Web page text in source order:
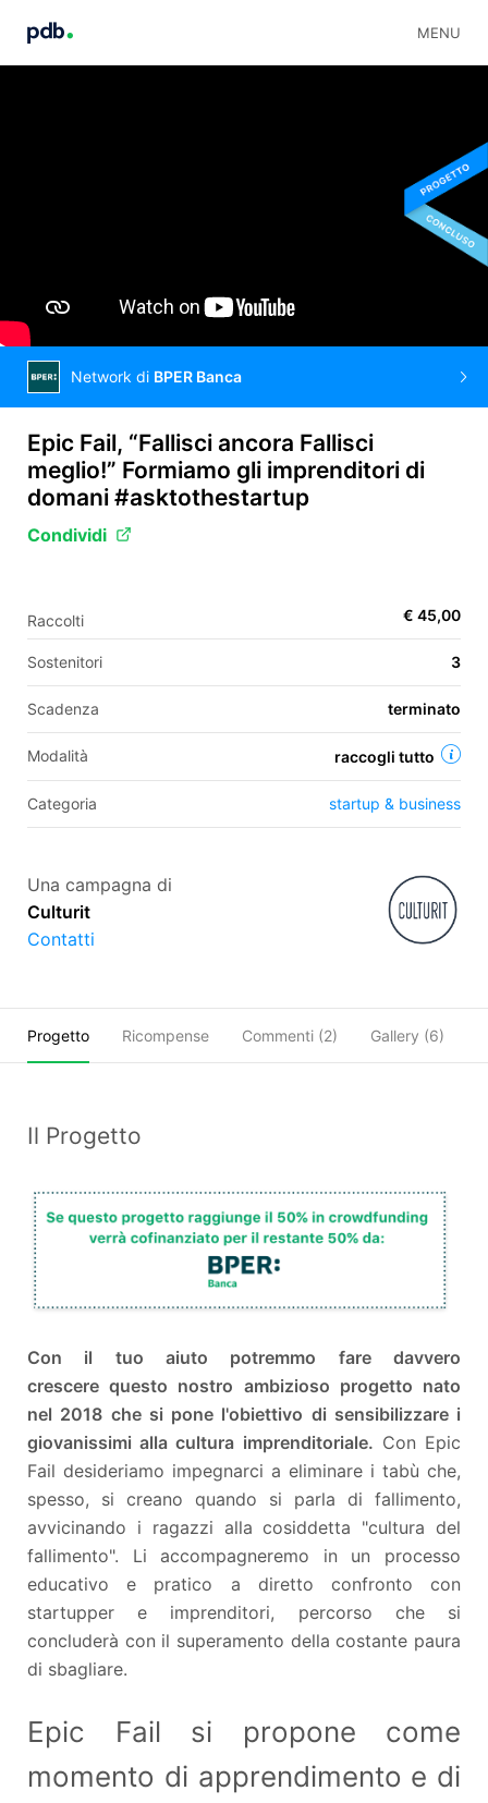
MENU
FR
Network di BPER Banca
Epic Fail, “Fallisci ancora Fallisci
meglio!” Formiamo gli imprenditori di
domani #asktothestartup
Condividi
Raccolti € 45,00
Sostenitori 3
Scadenza terminato
Modalità raccogli tutto
Categoria startup & business
Una campagna di
Culturit
Contatti
Progetto Ricompense Commenti (2) Gallery (6)
Il Progetto
Con il tuo aiuto potremmo fare davvero
crescere questo nostro ambizioso progetto nato
nel 2018 che si pone l'obiettivo di sensibilizzare i
giovanissimi alla cultura imprenditoriale. Con Epic
Fail desideriamo impegnarci a eliminare i tabù che,
spesso, si creano quando si parla di fallimento,
avvicinando i ragazzi alla cosiddetta "cultura del
fallimento". Li accompagneremo in un processo
educativo e pratico a diretto confronto con
startupper e imprenditori, percorso che si
concluderà con il superamento della costante paura
di sbagliare.
Epic Fail si propone come
momento di apprendimento e di